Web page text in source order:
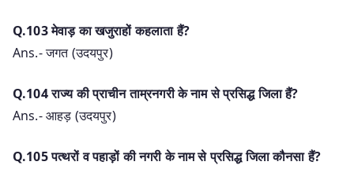
Q.103 मेवाड़ का खजुराहों कहलाता हैं?
Ans.- जगत (उदयपुर)
Q.104 राज्य की प्राचीन ताम्रनगरी के नाम से प्रसिद्ध जिला हैं?
Ans.- आहड़ (उदयपुर)
Q.105 पत्थरों व पहाड़ों की नगरी के नाम से प्रसिद्ध जिला कौनसा हैं?